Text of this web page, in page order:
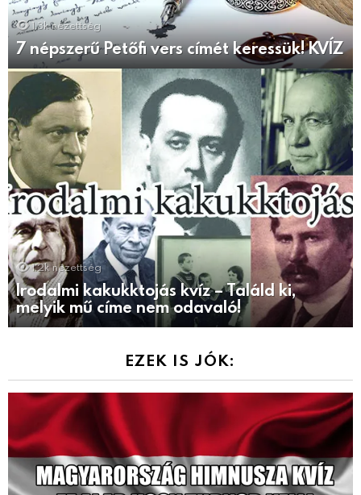
1.3k nézettség
7 népszerű Petőfi vers címét keressük! KVÍZ
1.2k nézettség
Irodalmi kakukktojás kvíz – Találd ki,
melyik mű címe nem odavaló!
EZEK IS JÓK: